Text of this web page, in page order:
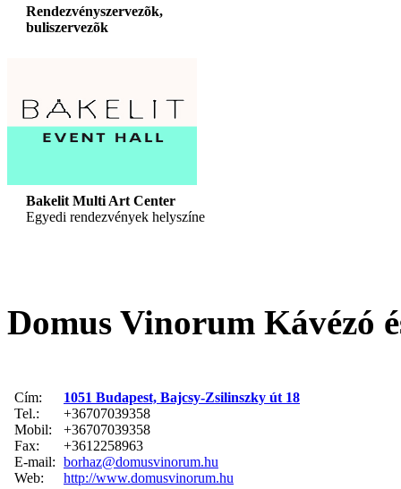
Rendezvényszervezõk,
buliszervezõk
Bakelit Multi Art Center
Egyedi rendezvények helyszíne
Domus Vinorum Kávézó
Cím:
1051 Budapest, Bajcsy-Zsilinszky út 18
Tel.:
+36707039358
Mobil:
+36707039358
Fax:
+3612258963
E-mail: borhaz@domusvinorum.hu
Web:
http://www.domusvinorum.hu